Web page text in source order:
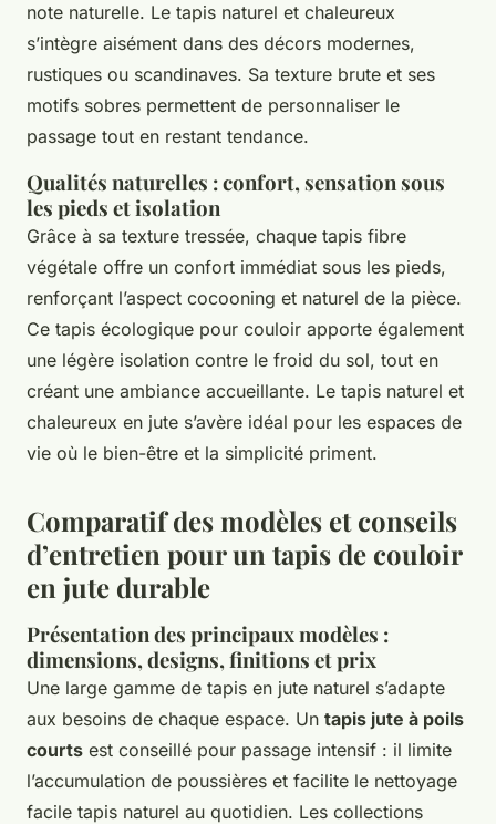
note naturelle. Le tapis naturel et chaleureux
s’intègre aisément dans des décors modernes,
rustiques ou scandinaves. Sa texture brute et ses
motifs sobres permettent de personnaliser le
passage tout en restant tendance.
Qualités naturelles : confort, sensation sous
les pieds et isolation
Grâce à sa texture tressée, chaque tapis fibre
végétale offre un confort immédiat sous les pieds,
renforçant l’aspect cocooning et naturel de la pièce.
Ce tapis écologique pour couloir apporte également
une légère isolation contre le froid du sol, tout en
créant une ambiance accueillante. Le tapis naturel et
chaleureux en jute s’avère idéal pour les espaces de
vie où le bien-être et la simplicité priment.
Comparatif des modèles et conseils
d’entretien pour un tapis de couloir
en jute durable
Présentation des principaux modèles :
dimensions, designs, finitions et prix
Une large gamme de tapis en jute naturel s’adapte
aux besoins de chaque espace. Un tapis jute à poils
courts est conseillé pour passage intensif : il limite
l’accumulation de poussières et facilite le nettoyage
facile tapis naturel au quotidien. Les collections